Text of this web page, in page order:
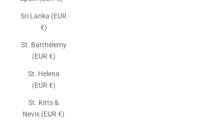
Sri Lanka (EUR
€)
St. Barthélemy
(EUR €)
St. Helena
(EUR €)
St. Kitts &
Nevis (EUR €)